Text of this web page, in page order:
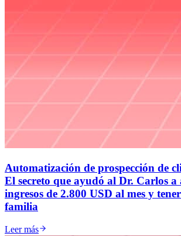
Automatización de prospección de
El secreto que ayudó al Dr. Carlos a
ingresos de 2.800 USD al mes y
familia
Leer más